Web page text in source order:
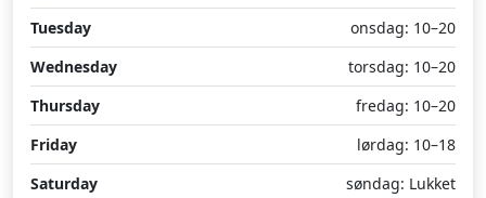
Tuesday
onsdag: 10–20
Wednesday
torsdag: 10–20
Thursday
fredag: 10–20
Friday
lørdag: 10–18
Saturday
søndag: Lukket